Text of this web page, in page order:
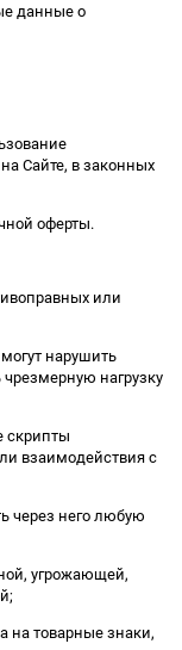
данные о
Сайте, в законных
оферты.
или
нарушить
нагрузку
скрипты
взаимодействия с
через него любую
угрожающей,
на товарные знаки,